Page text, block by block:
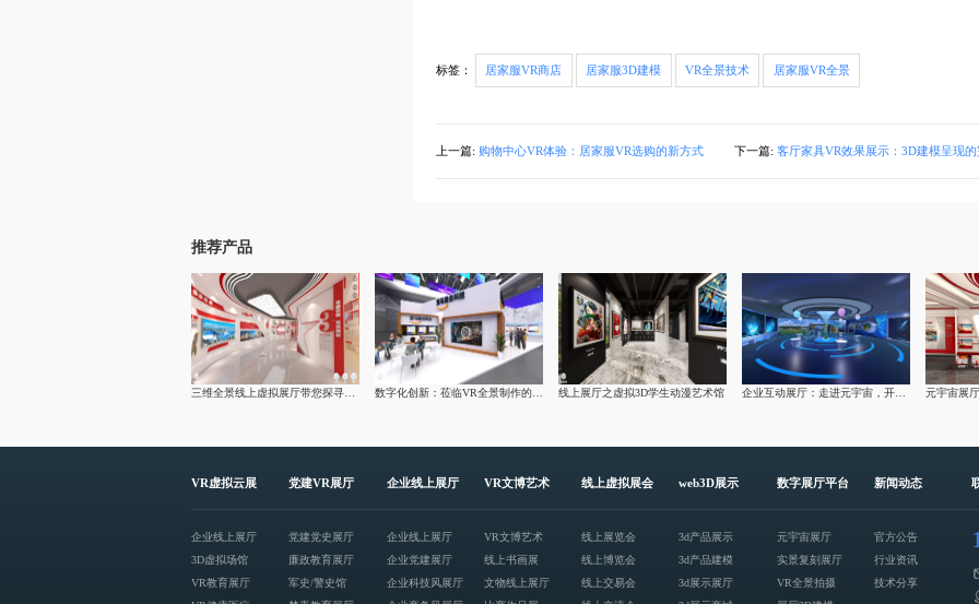
标签： 居家服VR商店 居家服3D建模 VR全景技术 居家服VR全景
上一篇: 购物中心VR体验：居家服VR选购的新方式 下一篇: 客厅家具VR效果展示：3D建模呈现
推荐产品
三维全景线上虚拟展厅带您探寻大柳塔煤矿文化建设 数字化创新：莅临VR全景制作的亚马逊云科技虚拟展厅 线上展厅之虚拟3D学生动漫艺术馆 企业互动展厅：走进元宇宙，开启虚拟的未来之旅
VR虚拟云展
企业线上展厅
3D虚拟场馆
VR教育展厅
党建VR展厅
党建党史展厅
廉政教育展厅
军史/警史馆
企业线上展厅
企业线上展厅
企业党建展厅
企业科技风展厅
VR文博艺术
VR文博艺术
线上书画展
文物线上展厅
线上虚拟展会
线上展览会
线上博览会
线上交易会
web3D展示
3d产品展示
3d产品建模
3d展示展厅
数字展厅平台
元宇宙展厅
实景复刻展厅
VR全景拍摄
新闻动态
官方公告
行业资讯
技术分享